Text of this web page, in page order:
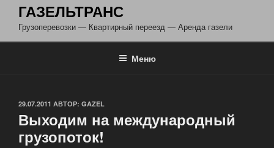
ГАЗЕЛЬТРАНС
Грузоперевозки — Квартирный переезд — Аренда газели
Меню
ОПУБЛИКОВАНО
29.07.2011 АВТОР: GAZEL
Выходим на международный
грузопоток!